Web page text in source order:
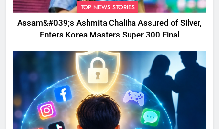
TOP NEWS STORIES
Assam&#039;s Ashmita Chaliha Assured of Silver,
Enters Korea Masters Super 300 Final